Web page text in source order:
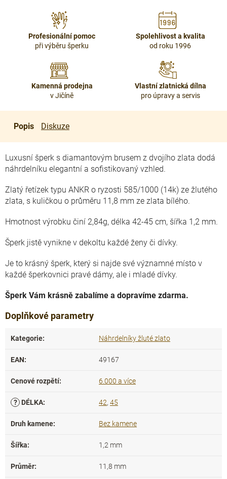
Profesionální pomoc
při výběru šperku
Spolehlivost a kvalita
od roku 1996
Kamenná prodejna
v Jičíně
Vlastní zlatnická dílna
pro úpravy a servis
Popis Diskuze
Luxusní šperk s diamantovým brusem z dvojího zlata dodá
náhrdelníku elegantní a sofistikovaný vzhled.
Zlatý řetízek typu ANKR o ryzosti 585/1000 (14k) ze žlutého
zlata, s kuličkou o průměru 11,8 mm ze zlata bílého.
Hmotnost výrobku činí 2,84g, délka 42-45 cm, šířka 1,2 mm.
Šperk jistě vynikne v dekoltu každé ženy či dívky.
Je to krásný šperk, který si najde své významné místo v
každé šperkovnici pravé dámy, ale i mladé dívky.
Šperk Vám krásně zabalíme a dopravíme zdarma.
Doplňkové parametry
Kategorie: Náhrdelníky žluté zlato
EAN: 49167
Cenové rozpětí: 6.000 a více
? DÉLKA: 42, 45
Druh kamene: Bez kamene
Šířka: 1,2 mm
Průměr: 11,8 mm